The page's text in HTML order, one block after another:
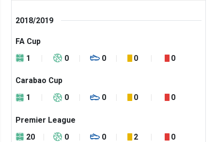
2018/2019
FA Cup
1
0 0 0 0
Carabao Cup
1
0 0 0 0
Premier League
20
0 0 2 0